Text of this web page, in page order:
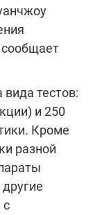
тестов:
и 250
Кроме
разной
с